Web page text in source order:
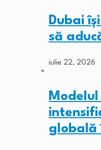
Dubai
să
iulie 22, 2026
Modelul
globală